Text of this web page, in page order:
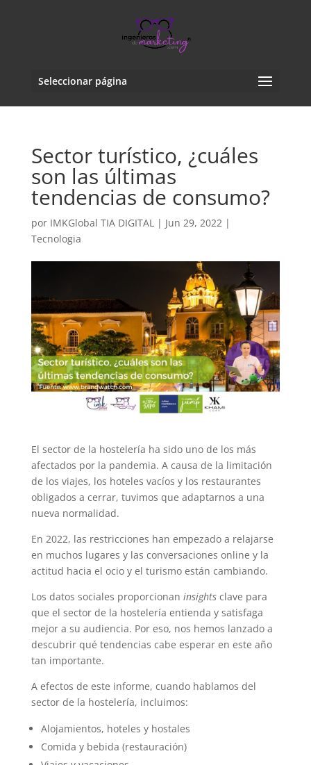
Seleccionar página
Sector turístico, ¿cuáles
son las últimas
tendencias de consumo?
por IMKGlobal TIA DIGITAL| Jun 29, 2022|
Tecnologia
El sector de la hostelería ha sido uno de los más
afectados por la pandemia. A causa de la limitación
de los viajes, los hoteles vacíos y los restaurantes
obligados a cerrar, tuvimos que adaptarnos a una
nueva normalidad.
En 2022, las restricciones han empezado a relajarse
en muchos lugares y las conversaciones online y la
actitud hacia el ocio y el turismo están cambiando.
Los datos sociales proporcionan insights clave para
que el sector de la hostelería entienda y satisfaga
mejor a su audiencia. Por eso, nos hemos lanzado a
descubrir qué tendencias cabe esperar en este año
tan importante.
A efectos de este informe, cuando hablamos del
sector de la hostelería, incluimos:
Alojamientos, hoteles y hostales
Comida y bebida (restauración)